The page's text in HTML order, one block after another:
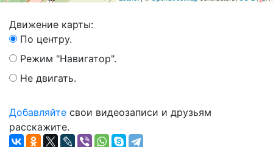
Движение карты:
По центру.
Режим "Навигатор".
Не двигать.
Добавляйте свои видеозаписи и друзьям
расскажите.